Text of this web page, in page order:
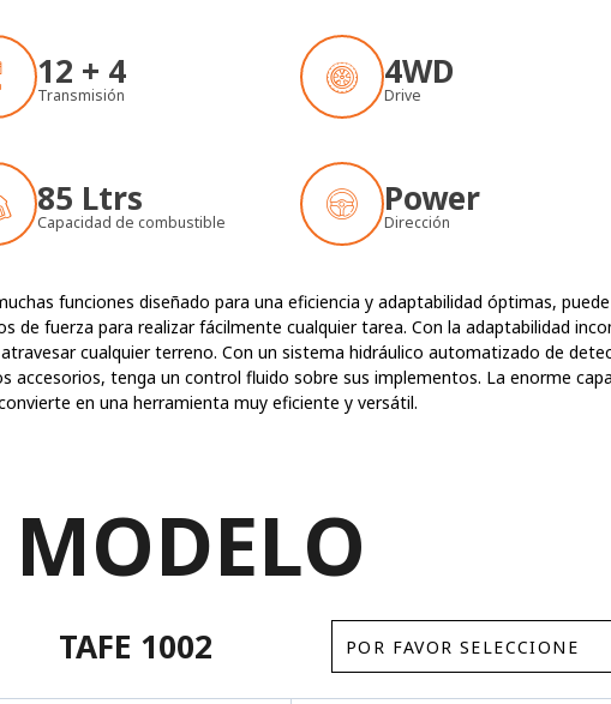
12 + 4
Transmisión
4WD
Drive
85 Ltrs
Capacidad de combustible
Power
Dirección
funciones diseñado para una eficiencia y adaptabilidad óptimas,
de fuerza para realizar fácilmente cualquier tarea. Con la adaptabilidad
cualquier terreno. Con un sistema hidráulico automatizado de
accesorios, tenga un control fluido sobre sus implementos. La enorme
en una herramienta muy eficiente y versátil.
TAFE 1002